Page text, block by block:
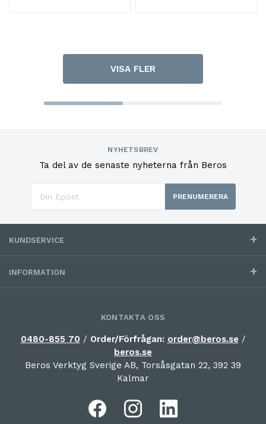
VISA FLER
NYHETSBREV
Ta del av de senaste nyheterna från Beros
PRENUMERERA
KUNDSERVICE
INFORMATION
KONTAKTA OSS
0480-855 70 / Order/Förfrågan: order@beros.se /
beros.se
Beros Verktyg Sverige AB, Torsåsgatan 22, 392 39
Kalmar